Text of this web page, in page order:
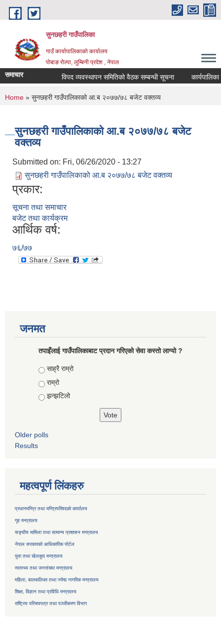
Skip to main content
सुनछहरी गाउँपालिका
गाउँ कार्यापालिकाको कार्यालय
पोबाङ रोल्पा, लुम्बिनी प्रदेश , नेपाल
समाचार विपद व्यवस्थापन समितिको वैठक सम्बन्धी सूचना कार्यपालिका
You are here
Home » सुनछहरी गाउँपालिकाको आ.ब २०७७/७८ बजेट वक्तव्य
सुनछहरी गाउँपालिकाको आ.ब २०७७/७८ बजेट
वक्तव्य
Submitted on: Fri, 06/26/2020 - 13:27
सुनछहरी गाउँपालिकाको आ.ब २०७७/७८ बजेट वक्तव्य
प्रकार:
सूचना तथा समाचार
बजेट तथा कार्यक्रम
आर्थिक वर्ष:
७६/७७
जनमत
तपाइँलाई गाउँपालिकाबाट प्रदान गरिएको सेवा कस्तो लाग्यो ?
Choices
साह्रै राम्रो
राम्रो
झन्झटिलो
Older polls
Results
महत्वपूर्ण लिंकहरु
प्रधानमन्त्रि तथा मन्त्रिपरिषदको कार्यालय
गृह मन्त्रालय
सङ्घीय मामिला तथा सामान्य प्रशासन मन्त्रालय
नेपाल सरकारको आधिकारिक पोर्टल
युवा तथा खेलकुद मन्त्रालय
स्वास्थ्य तथा जनसंख्या मन्त्रालय
महिला, बालबालिका तथा ज्येष्ठ नागरिक मन्त्रालय
शिक्षा, विज्ञान तथा प्रविधि मन्त्रालय
राष्ट्रिय परिचयपत्र तथापञ्जीकरण विभाग